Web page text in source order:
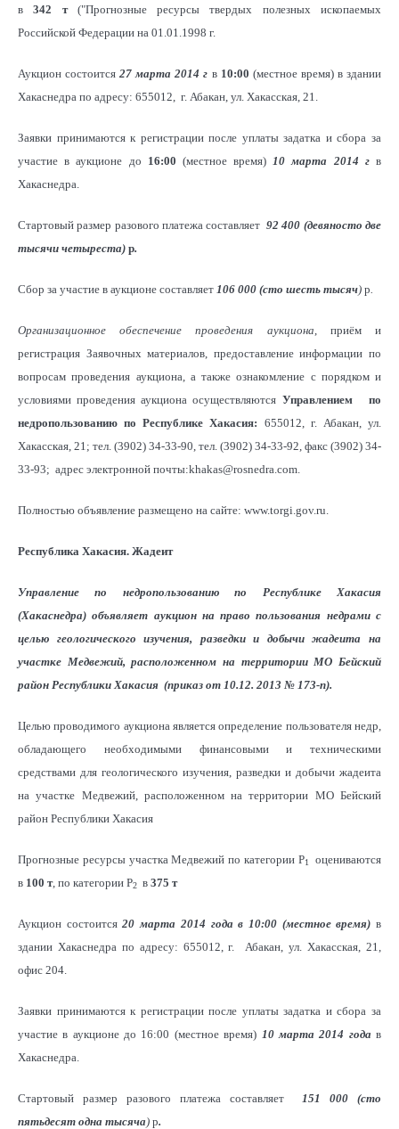
в342 т("Прогнозные ресурсы твердых полезных ископаемых
Российской Федерации на 01.01.1998 г.
Аукцион состоится27 марта 2014 г в 10:00 (местное время) в здании
Хакаснедра по адресу: 655012, г. Абакан, ул. Хакасская, 21.
Заявки принимаются к регистрации после уплаты задатка и сбора за
участие в аукционе до 16:00 (местное время) 10 марта 2014 гв
Хакаснедра.
Стартовый размер разового платежа составляет 92 400 (девяносто две
тысячи четыреста) р.
Сбор за участие в аукционе составляет 106 000 (сто шесть тысяч) р
Организационное обеспечение проведения аукциона , приём и
регистрация Заявочных материалов, предоставление информации по
вопросам проведения аукциона, а также ознакомление с порядком и
условиями проведения аукциона осуществляются Управлением
по
недропользованию по Республике Хакасия: 655012, г. Абакан, ул.
Хакасская, 21; тел. (3902) 34-33-90, тел. (3902) 34-33-92, факс (3902) 34-
33-93; адрес электронной почты:khakas@rosnedra.com.
Полностью объявление размещено на сайте: www.torgi.gov.ru.
Республика Хакасия. Жадеит
Управление по недропользованию по Республике Хакасия
(Хакаснедра) объявляет аукцион на право пользования недрами с
целью геологического изучения, разведки и добычи жадеита на
участке Медвежий, расположенном на территории МО Бейский
район Республики Хакасия (приказ от 10.12. 2013 № 173-п).
Целью проводимого аукциона является определение пользователя недр,
обладающего необходимыми финансовыми и техническими
средствами для геологического изучения, разведки и добычи жадеита
на участке Медвежий, расположенном на территории МО Бейский
район Республики Хакасия
Прогнозные ресурсы участка Медвежий по категории Р1
оцениваются
в 100 т, по категории Р2 в 375 т
Аукцион состоится20 марта 2014 года в 10:00 (местное время) в
здании Хакаснедра по адресу: 655012, г. Абакан, ул. Хакасская, 21,
офис 204.
Заявки принимаются к регистрации после уплаты задатка и сбора за
участие в аукционе до 16:00 (местное время) 10 марта 2014 года в
Хакаснедра.
Стартовый размер разового платежа составляет 151 000 (сто
пятьдесят одна тысяча) р.